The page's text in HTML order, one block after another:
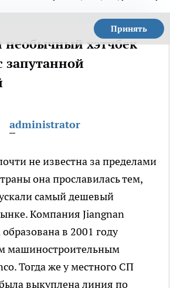
Принять
необычный хэтчбек
запутанной
administrator
не известна за пределами
она прославилась тем,
самый дешевый
Компания Jiangnan
в 2001 году
машиностроительным
Тогда же у местного СП
выкуплена линия по